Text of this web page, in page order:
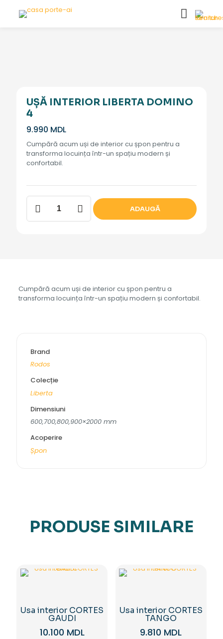
UȘĂ INTERIOR LIBERTA DOMINO
4
9.990 MDL
Cumpără acum uși de interior cu șpon pentru a
transforma locuința într-un spațiu modern și
confortabil.
Cantitate
Ușă
interior
ADAUGĂ
Cumpără acum uși de interior cu șpon pentru a
transforma locuința într-un spațiu modern și confortabil.
Brand
Rodos
Colecție
Liberta
Dimensiuni
600,700,800,900×2000 mm
Acoperire
Șpon
PRODUSE SIMILARE
Usa interior CORTES
GAUDI
10.100 MDL
Usa interior CORTES
TANGO
9.810 MDL